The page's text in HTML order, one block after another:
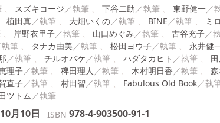
スズキコージ 下谷二助 東野健一
植田真 大畑いくの BINE
ミ
岸野衣里子 山口めぐみ
古谷充子
タナカ由美 松田ヨウ子
永井健
チルオバケ ハダタカヒト
理子 稗田理人 木村明日香
直子 村田智 Fabulous Old Book
ツトム
月10日 ISBN 978-4-903500-91-1